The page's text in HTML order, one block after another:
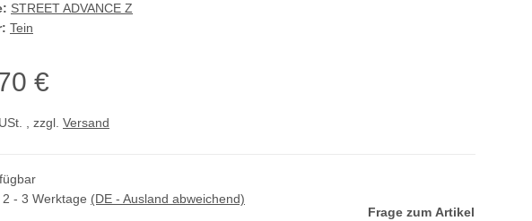
STREET ADVANCE Z
Tein
€
, zzgl. Versand
2 - 3 Werktage (DE - Ausland abweichend)
Frage zum Artikel